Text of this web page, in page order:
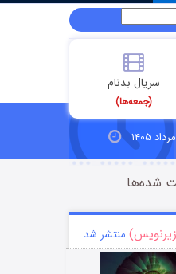
سریال بدنام
(جمعه‌ها)
شده‌ها
منتشر شد